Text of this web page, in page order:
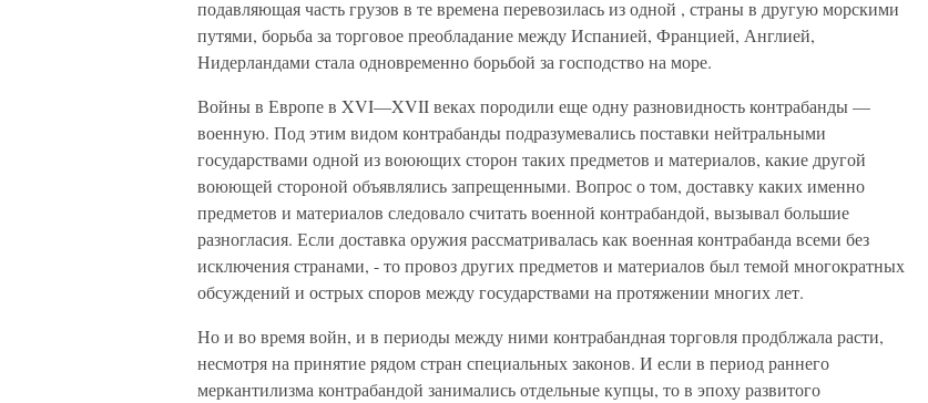
подавляющая часть грузов в те времена перевозилась из одной , страны в другую морскими
путями, борьба за торговое преобладание между Испанией, Францией, Англией,
Нидерландами стала одновременно борьбой за господство на море.
Войны в Европе в XVI—XVII веках породили еще одну разновидность контрабанды —
военную. Под этим видом контрабанды подразумевались поставки нейтральными
государствами одной из воюющих сторон таких предметов и материалов, какие другой
воюющей стороной объявлялись запрещенными. Вопрос о том, доставку каких именно
предметов и материалов следовало считать военной контрабандой, вызывал большие
разногласия. Если доставка оружия рассматривалась как военная контрабанда всеми без
исключения странами, - то провоз других предметов и материалов был темой многократных
обсуждений и острых споров между государствами на протяжении многих лет.
Но и во время войн, и в периоды между ними контрабандная торговля продблжала расти,
несмотря на принятие рядом стран специальных законов. И если в период раннего
меркантилизма контрабандой занимались отдельные купцы, то в эпоху развитого